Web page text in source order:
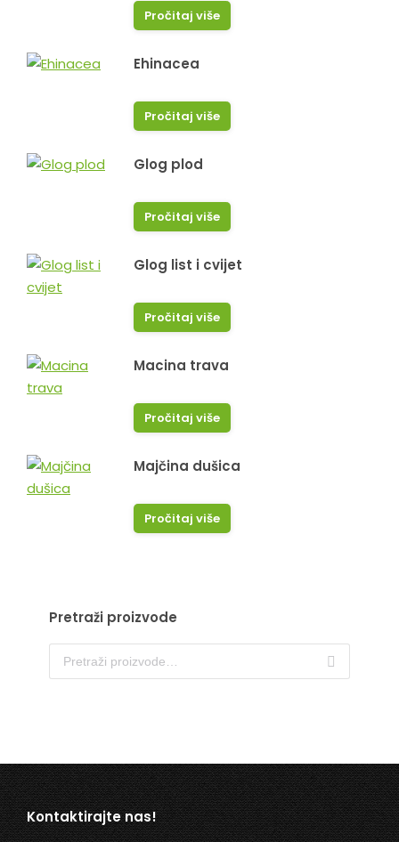
Pročitaj više
Ehinacea
Pročitaj više
Glog plod
Pročitaj više
Glog list i cvijet
Pročitaj više
Macina trava
Pročitaj više
Majčina dušica
Pročitaj više
Pretraži proizvode
Kontaktirajte nas!